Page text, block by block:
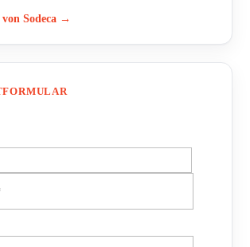
Sodeca →